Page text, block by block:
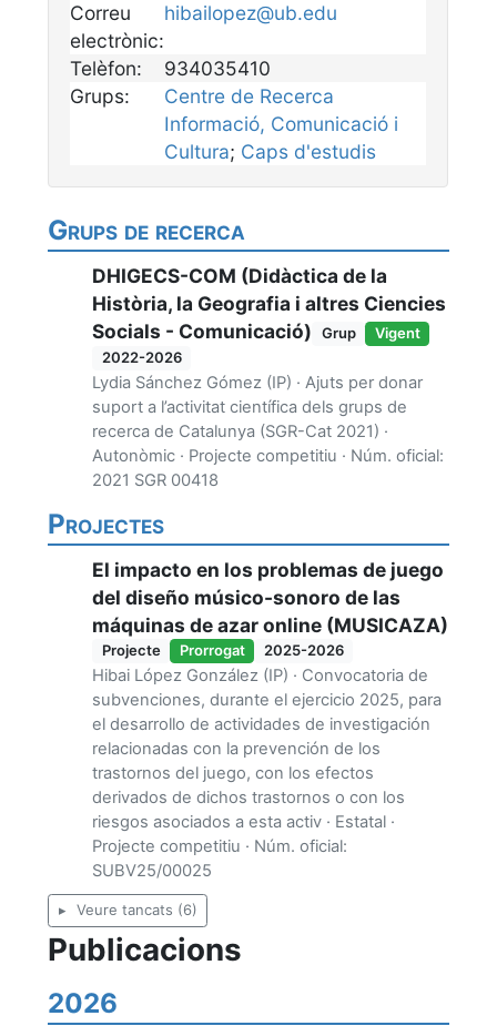
Correu
electrònic:
hibailopez@ub.edu
Telèfon:
934035410
Grups:
Centre de Recerca
Informació, Comunicació i
Cultura; Caps d'estudis
Grups de recerca
DHIGECS-COM (Didàctica de la
Història, la Geografia i altres Ciencies
Socials - Comunicació)
Grup
Vigent
2022-2026
Lydia Sánchez Gómez (IP) · Ajuts per donar
suport a l’activitat científica dels grups de
recerca de Catalunya (SGR-Cat 2021) ·
Autonòmic · Projecte competitiu · Núm. oficial:
2021 SGR 00418
Projectes
El impacto en los problemas de juego
del diseño músico-sonoro de las
máquinas de azar online (MUSICAZA)
Projecte Prorrogat 2025-2026
Hibai López González (IP) · Convocatoria de
subvenciones, durante el ejercicio 2025, para
el desarrollo de actividades de investigación
relacionadas con la prevención de los
trastornos del juego, con los efectos
derivados de dichos trastornos o con los
riesgos asociados a esta activ · Estatal ·
Projecte competitiu · Núm. oficial:
SUBV25/00025
Veure tancats (6)
Publicacions
2026